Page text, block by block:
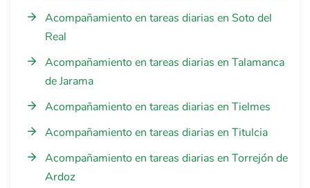
Acompañamiento en tareas diarias en Soto del
Real
Acompañamiento en tareas diarias en Talamanca
de Jarama
Acompañamiento en tareas diarias en Tielmes
Acompañamiento en tareas diarias en Titulcia
Acompañamiento en tareas diarias en Torrejón de
Ardoz